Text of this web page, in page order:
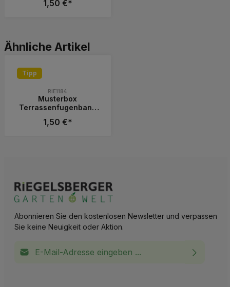
Fugendichtung Dichtung
1,50 €*
Produktgalerie überspringen
Ähnliche Artikel
Tipp
RIE1184
Musterbox
Terrassenfugenband
Fugendichtung Dichtung
1,50 €*
Abonnieren Sie den kostenlosen Newsletter und verpassen
Sie keine Neuigkeit oder Aktion.